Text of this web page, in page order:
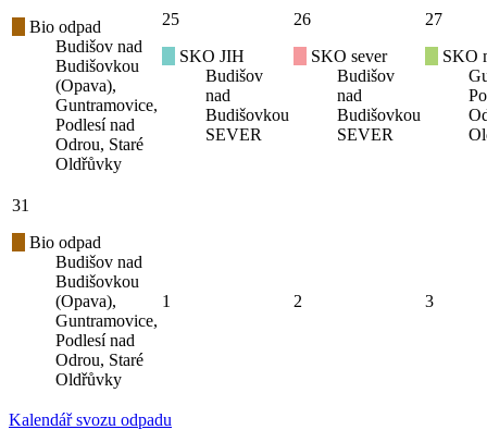
Bio odpad
Budišov nad
Budišovkou
(Opava),
Guntramovice,
Podlesí nad
Odrou, Staré
Oldřůvky
25
SKO JIH
Budišov
nad
Budišovkou
SEVER
26
SKO sever
Budišov
nad
Budišovkou
SEVER
27
SKO
31
Bio odpad
Budišov nad
Budišovkou
(Opava),
Guntramovice,
Podlesí nad
Odrou, Staré
Oldřůvky
1 2 3
Kalendář svozu odpadu